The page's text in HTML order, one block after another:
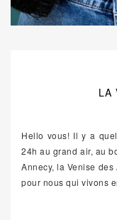
LA
Hello vous! Il y a
24h au grand air, au
Annecy, la Venise
pour nous qui vivons